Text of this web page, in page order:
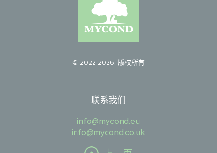
© 2022-2026. 版权所有
联系我们
info@mycond.eu
info@mycond.co.uk